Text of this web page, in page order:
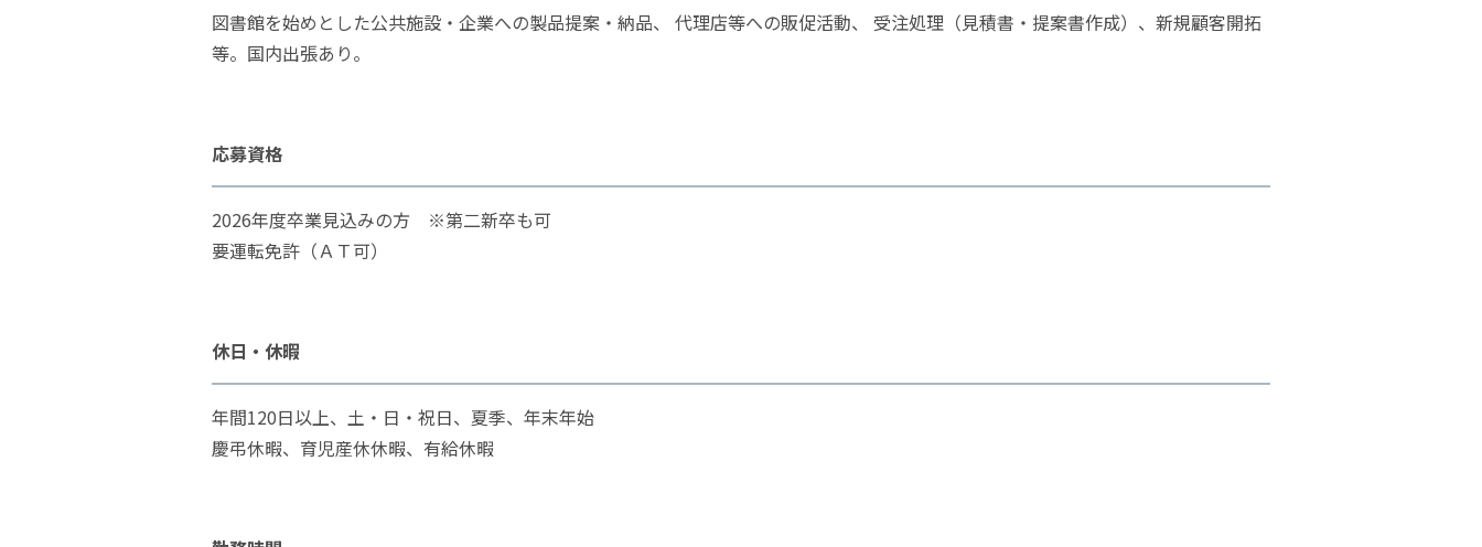
図書館を始めとした公共施設・企業への製品提案・納品、 代理店等への販促活動、 受注処理（見積書・提案書作成）、新規顧客開拓
等。国内出張あり。
応募資格
2026年度卒業見込みの方 ※第二新卒も可
要運転免許（ＡＴ可）
休日・休暇
年間120日以上、土・日・祝日、夏季、年末年始
慶弔休暇、育児産休休暇、有給休暇